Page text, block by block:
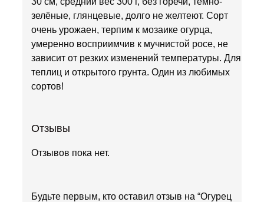
зелёные, глянцевые, долго не желтеют. Сорт
очень урожаен, терпим к мозаике огурца,
умеренно восприимчив к мучнистой росе, не
зависит от резких изменений температуры. Для
теплиц и открытого грунта. Один из любимых
сортов!
Отзывы
Отзывов пока нет.
Будьте первым, кто оставил отзыв на “Огурец